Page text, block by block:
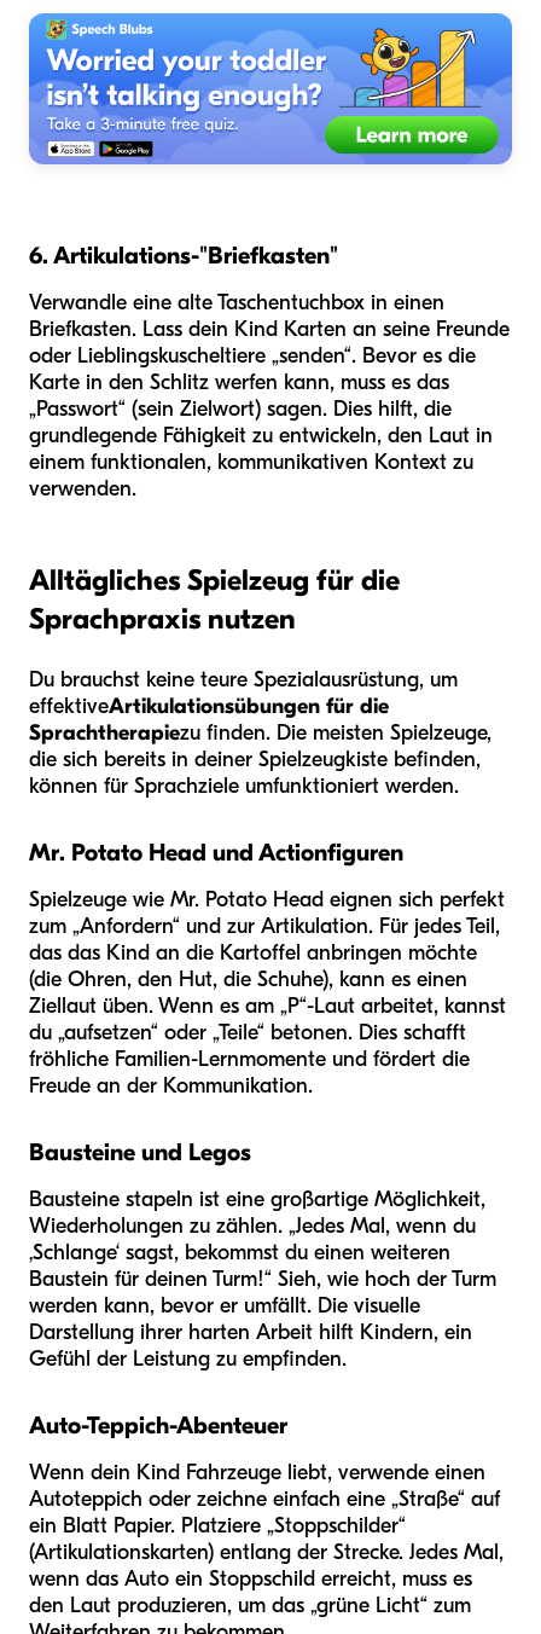
6. Artikulations-"Briefkasten"
Verwandle eine alte Taschentuchbox in einen
Briefkasten. Lass dein Kind Karten an seine Freunde
oder Lieblingskuscheltiere „senden“. Bevor es die
Karte in den Schlitz werfen kann, muss es das
„Passwort“ (sein Zielwort) sagen. Dies hilft, die
grundlegende Fähigkeit zu entwickeln, den Laut in
einem funktionalen, kommunikativen Kontext zu
verwenden.
Alltägliches Spielzeug für die
Sprachpraxis nutzen
Du brauchst keine teure Spezialausrüstung, um
effektiveArtikulationsübungen für die
Sprachtherapiezu finden. Die meisten Spielzeuge,
die sich bereits in deiner Spielzeugkiste befinden,
können für Sprachziele umfunktioniert werden.
Mr. Potato Head und Actionfiguren
Spielzeuge wie Mr. Potato Head eignen sich perfekt
zum „Anfordern“ und zur Artikulation. Für jedes Teil,
das das Kind an die Kartoffel anbringen möchte
(die Ohren, den Hut, die Schuhe), kann es einen
Ziellaut üben. Wenn es am „P“-Laut arbeitet, kannst
du „aufsetzen“ oder „Teile“ betonen. Dies schafft
fröhliche Familien-Lernmomente und fördert die
Freude an der Kommunikation.
Bausteine und Legos
Bausteine stapeln ist eine großartige Möglichkeit,
Wiederholungen zu zählen. „Jedes Mal, wenn du
‚Schlange‘ sagst, bekommst du einen weiteren
Baustein für deinen Turm!“ Sieh, wie hoch der Turm
werden kann, bevor er umfällt. Die visuelle
Darstellung ihrer harten Arbeit hilft Kindern, ein
Gefühl der Leistung zu empfinden.
Auto-Teppich-Abenteuer
Wenn dein Kind Fahrzeuge liebt, verwende einen
Autoteppich oder zeichne einfach eine „Straße“ auf
ein Blatt Papier. Platziere „Stoppschilder“
(Artikulationskarten) entlang der Strecke. Jedes Mal,
wenn das Auto ein Stoppschild erreicht, muss es
den Laut produzieren, um das „grüne Licht“ zum